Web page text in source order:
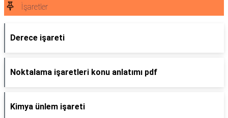
İşaretler
Derece işareti
Noktalama işaretleri konu anlatımı pdf
Kimya ünlem işareti